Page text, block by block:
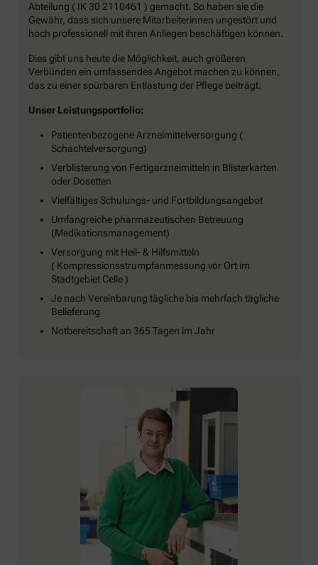
Abteilung ( IK 30 2110461 ) gemacht. So haben sie die
Gewähr, dass sich unsere Mitarbeiterinnen ungestört und
hoch professionell mit ihren Anliegen beschäftigen können.
Dies gibt uns heute die Möglichkeit, auch größeren
Verbünden ein umfassendes Angebot machen zu können,
das zu einer spürbaren Entlastung der Pflege beiträgt.
Unser Leistungsportfolio:
Patientenbezogene Arzneimittelversorgung (
Schachtelversorgung)
Verblisterung von Fertigarzneimitteln in Blisterkarten
oder Dosetten
Vielfältiges Schulungs- und Fortbildungsangebot
Umfangreiche pharmazeutischen Betreuung
(Medikationsmanagement)
Versorgung mit Heil- & Hilfsmitteln
( Kompressionsstrumpfanmessung vor Ort im
Stadtgebiet Celle )
Je nach Vereinbarung tägliche bis mehrfach tägliche
Belieferung
Notbereitschaft an 365 Tagen im Jahr